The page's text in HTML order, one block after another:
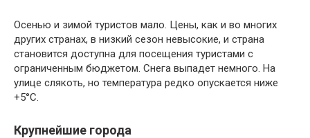
Осенью и зимой туристов мало. Цены, как и во многих
других странах, в низкий сезон невысокие, и страна
становится доступна для посещения туристами с
ограниченным бюджетом. Снега выпадет немного. На
улице слякоть, но температура редко опускается ниже
+5°С.
Крупнейшие города